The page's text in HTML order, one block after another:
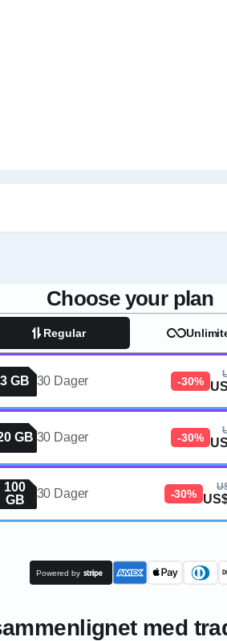
Choose your plan
Regular
3 GB 30 Dager -30%
GB 30 Dager -30%
100
GB
30 Dager -30%
Powered by
med